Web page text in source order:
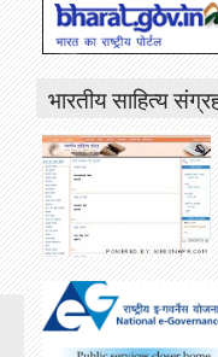
भारतीय साहित्य